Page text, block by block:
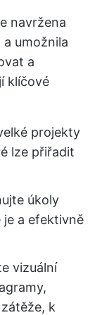
navržena
umožnila
a
klíčové
projekty
lze přiřadit
úkoly
a efektivně
vizuální
k